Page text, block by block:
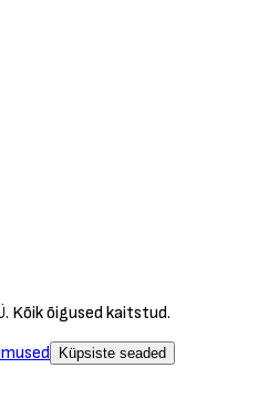
Kõik õigused kaitstud.
Küpsiste seaded